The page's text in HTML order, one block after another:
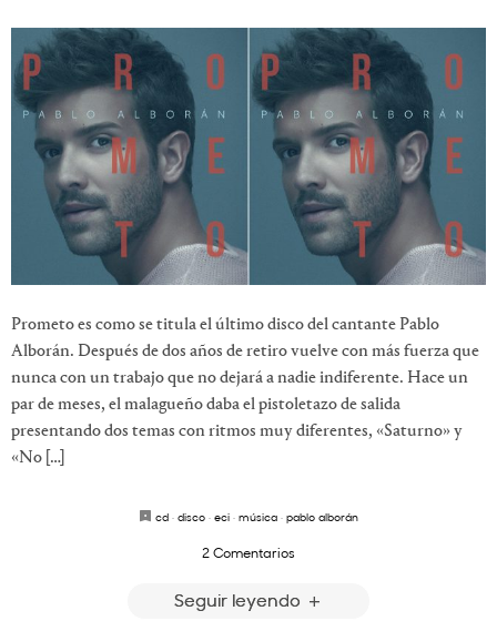
Prometo es como se titula el último disco del cantante Pablo
Alborán. Después de dos años de retiro vuelve con más fuerza que
nunca con un trabajo que no dejará a nadie indiferente. Hace un
par de meses, el malagueño daba el pistoletazo de salida
presentando dos temas con ritmos muy diferentes, «Saturno» y
«No […]
cd · disco · eci · música · pablo alborán
2 Comentarios
Seguir leyendo